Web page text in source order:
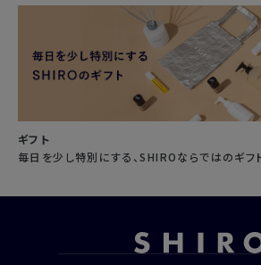
ギフト
毎日を少し特別にする、SHIROならではのギフ